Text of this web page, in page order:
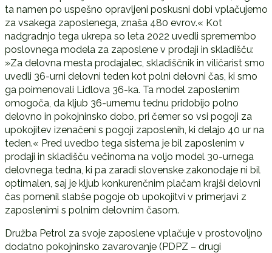
ta namen po uspešno opravljeni poskusni dobi vplačujemo
za vsakega zaposlenega, znaša 480 evrov.« Kot
nadgradnjo tega ukrepa so leta 2022 uvedli spremembo
poslovnega modela za zaposlene v prodaji in skladišču:
»Za delovna mesta prodajalec, skladiščnik in viličarist smo
uvedli 36-urni delovni teden kot polni delovni čas, ki smo
ga poimenovali Lidlova 36-ka. Ta model zaposlenim
omogoča, da kljub 36-urnemu tednu pridobijo polno
delovno in pokojninsko dobo, pri čemer so vsi pogoji za
upokojitev izenačeni s pogoji zaposlenih, ki delajo 40 ur na
teden.« Pred uvedbo tega sistema je bil zaposlenim v
prodaji in skladišču večinoma na voljo model 30-urnega
delovnega tedna, ki pa zaradi slovenske zakonodaje ni bil
optimalen, saj je kljub konkurenčnim plačam krajši delovni
čas pomenil slabše pogoje ob upokojitvi v primerjavi z
zaposlenimi s polnim delovnim časom.
Družba Petrol za svoje zaposlene vplačuje v prostovoljno
dodatno pokojninsko zavarovanje (PDPZ – drugi